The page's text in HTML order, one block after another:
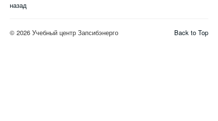
назад
Back to Top
© 2026 Учебный центр Запсибэнерго